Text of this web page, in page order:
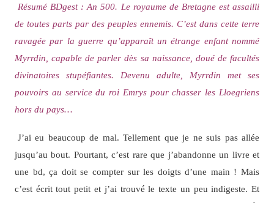
Résumé BDgest : An 500. Le royaume de Bretagne est assailli
de toutes parts par des peuples ennemis. C’est dans cette terre
ravagée par la guerre qu’apparaît un étrange enfant nommé
Myrrdin, capable de parler dès sa naissance, doué de facultés
divinatoires stupéfiantes. Devenu adulte, Myrrdin met ses
pouvoirs au service du roi Emrys pour chasser les Lloegriens
hors du pays…
J’ai eu beaucoup de mal. Tellement que je ne suis pas allée
jusqu’au bout. Pourtant, c’est rare que j’abandonne un livre et
une bd, ça doit se compter sur les doigts d’une main ! Mais
c’est écrit tout petit et j’ai trouvé le texte un peu indigeste. Et